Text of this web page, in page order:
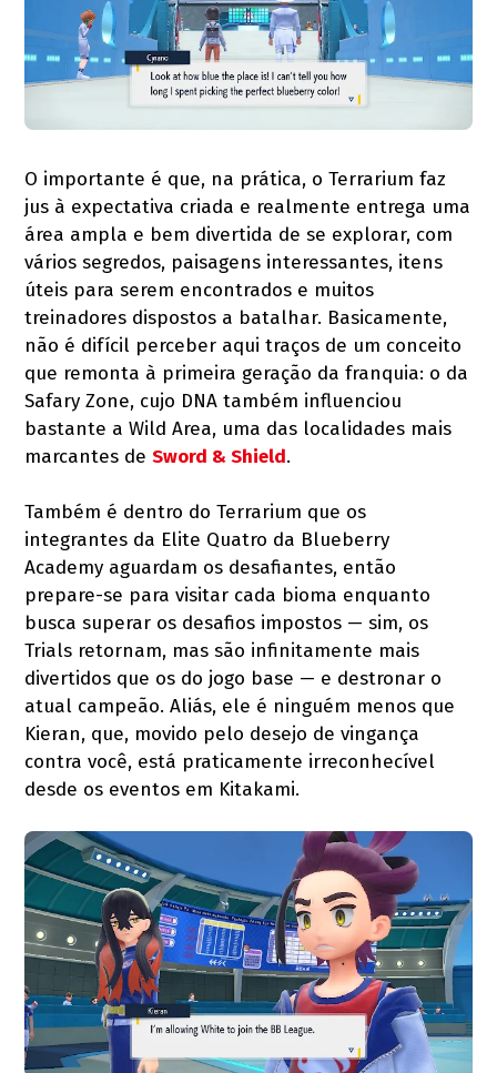
O importante é que, na prática, o Terrarium faz
jus à expectativa criada e realmente entrega uma
área ampla e bem divertida de se explorar, com
vários segredos, paisagens interessantes, itens
úteis para serem encontrados e muitos
treinadores dispostos a batalhar. Basicamente,
não é difícil perceber aqui traços de um conceito
que remonta à primeira geração da franquia: o da
Safary Zone, cujo DNA também influenciou
bastante a Wild Area, uma das localidades mais
marcantes deSword & Shield.
Também é dentro do Terrarium que os
integrantes da Elite Quatro da Blueberry
Academy aguardam os desafiantes, então
prepare-se para visitar cada bioma enquanto
busca superar os desafios impostos — sim, os
Trials retornam, mas são infinitamente mais
divertidos que os do jogo base — e destronar o
atual campeão. Aliás, ele é ninguém menos que
Kieran, que, movido pelo desejo de vingança
contra você, está praticamente irreconhecível
desde os eventos em Kitakami.